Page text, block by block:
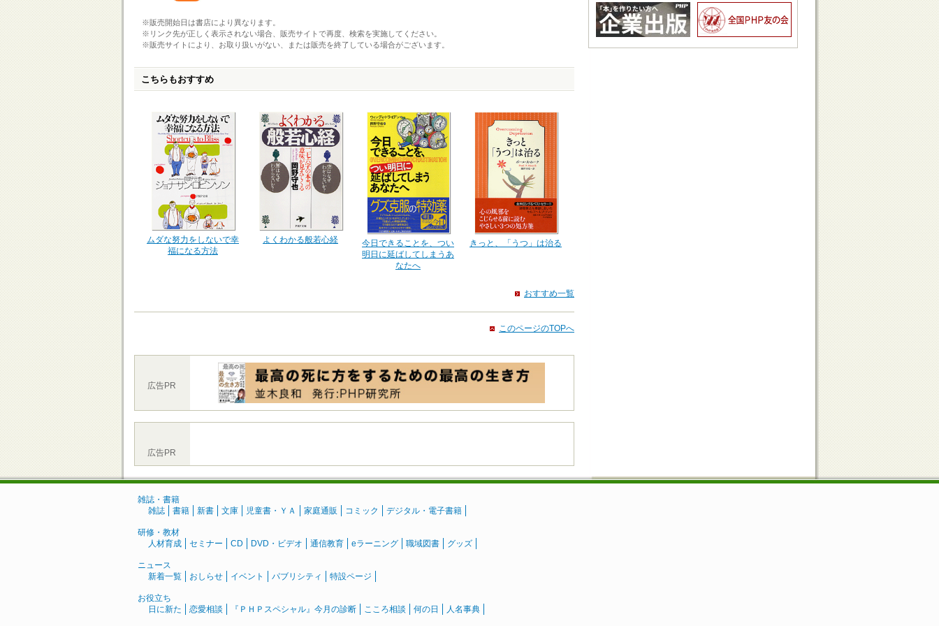
※販売開始日は書店により異なります。
※リンク先が正しく表示されない場合、販売サイトで再度、検索を実施してください。
※販売サイトにより、お取り扱いがない、または販売を終了している場合がございます。
こちらもおすすめ
ムダな努力をしないで幸
福になる方法
よくわかる般若心経
今日できることを、つい
明日に延ばしてしまうあ
なたへ
きっと、「うつ」は治る
おすすめ一覧
このページのTOPへ
広告PR
広告PR
雑誌・書籍
雑誌
書籍 新書 文庫 児童書・ＹＡ 家庭通販 コミック デジタル・電子書籍
研修・教材
人材育成
セミナー CD DVD・ビデオ 通信教育 eラーニング 職域図書 グッズ
ニュース
新着一覧
おしらせ イベント パブリシティ 特設ページ
お役立ち
日に新た
恋愛相談 『ＰＨＰスペシャル』今月の診断 こころ相談 何の日 人名事典